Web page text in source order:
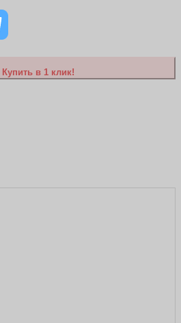
Купить в 1 клик!